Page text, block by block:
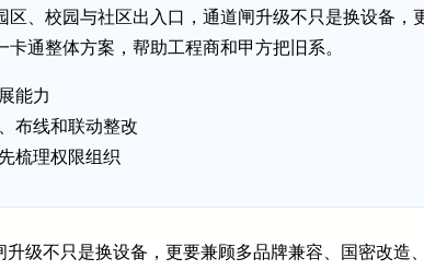
区、校园与社区出入口，通道闸升级不只是换设备，
通整体方案，帮助工程商和甲方把旧系。
能力
布线和联动整改
梳理权限组织
级不只是换设备，更要兼顾多品牌兼容、国密改造